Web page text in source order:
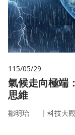
115/05/29
氣候走向極端
思維
鄒明珆 ｜ 科技大